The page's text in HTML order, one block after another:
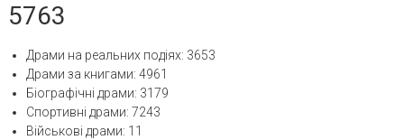
5763
Драми на реальних подіях: 3653
Драми за книгами: 4961
Біографічні драми: 3179
Спортивні драми: 7243
Військові драми: 11